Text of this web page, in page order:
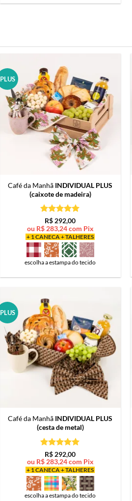
PLUS
Café da Manhã INDIVIDUAL PLUS
(caixote de madeira)
Avaliação5
de 5
R$ 292,00
ou R$283,24com Pix
+ 1 CANECA + TALHERES
escolha a estampa do tecido
PLUS
Café da Manhã INDIVIDUAL PLUS
(cesta de metal)
Avaliação5
de 5
R$ 292,00
ou R$283,24com Pix
+ 1 CANECA + TALHERES
escolha a estampa do tecido